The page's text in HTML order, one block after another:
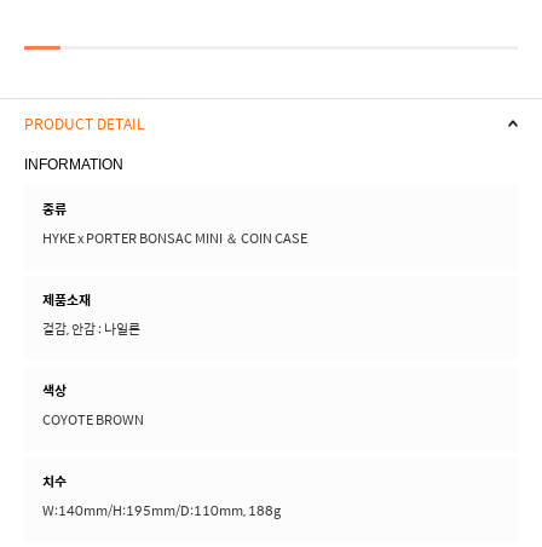
PRODUCT DETAIL
INFORMATION
종류
HYKE x PORTER BONSAC MINI ＆ COIN CASE
제품소재
겉감, 안감 : 나일론
색상
COYOTE BROWN
치수
W:140mm/H:195mm/D:110mm, 188g